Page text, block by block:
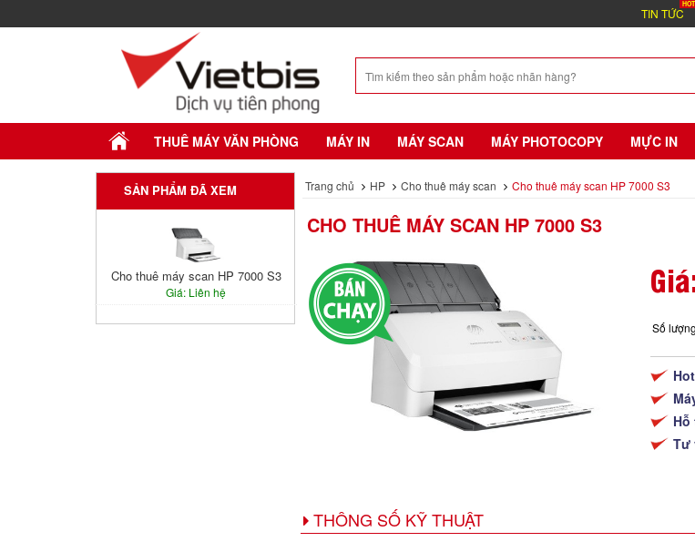
TIN TỨC
THUÊ MÁY VĂN PHÒNG MÁY IN MÁY SCAN MÁY PHOTOCOPY MỰC IN
SẢN PHẨM ĐÃ XEM
Cho thuê máy scan HP 7000 S3
Giá: Liên hệ
Trang chủ HP Cho thuê máy scan Cho thuê máy scan HP 7000 S3
CHO THUÊ MÁY SCAN HP 7000 S3
Số lượng
Tư
THÔNG SỐ KỸ THUẬT